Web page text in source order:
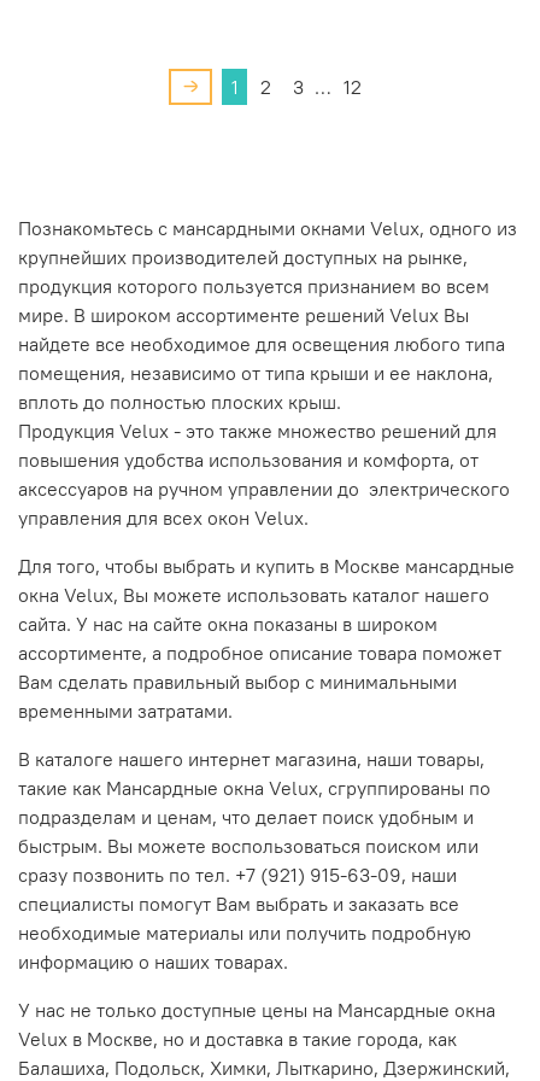
1 2 3 … 12
Познакомьтесь с мансардными окнами Velux, одного из
крупнейших производителей доступных на рынке,
продукция которого пользуется признанием во всем
мире. В широком ассортименте решений Velux Вы
найдете все необходимое для освещения любого типа
помещения, независимо от типа крыши и ее наклона,
вплоть до полностью плоских крыш.
Продукция Velux - это также множество решений для
повышения удобства использования и комфорта, от
аксессуаров на ручном управлении до электрического
управления для всех окон Velux.
Для того, чтобы выбрать и купить в Москве мансардные
окна Velux, Вы можете использовать каталог нашего
сайта. У нас на сайте окна показаны в широком
ассортименте, а подробное описание товара поможет
Вам сделать правильный выбор с минимальными
временными затратами.
В каталоге нашего интернет магазина, наши товары,
такие как Мансардные окна Velux, сгруппированы по
подразделам и ценам, что делает поиск удобным и
быстрым. Вы можете воспользоваться поиском или
сразу позвонить по тел. +7 (921) 915-63-09, наши
специалисты помогут Вам выбрать и заказать все
необходимые материалы или получить подробную
информацию о наших товарах.
У нас не только доступные цены на Мансардные окна
Velux в Москве, но и доставка в такие города, как
Балашиха, Подольск, Химки, Лыткарино, Дзержинский,